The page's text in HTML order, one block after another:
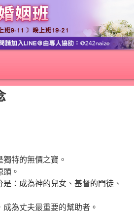
特的無價之寶。
。
：成為神的兒女、基督的門徒、
為丈夫最重要的幫助者。